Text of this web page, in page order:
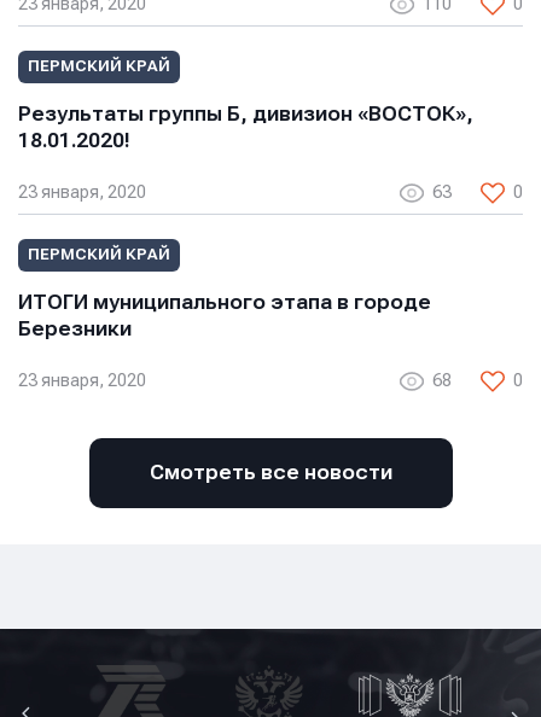
23 января, 2020 110 0
ПЕРМСКИЙ КРАЙ
Результаты группы Б, дивизион «ВОСТОК»,
18.01.2020!
23 января, 2020 63 0
ПЕРМСКИЙ КРАЙ
ИТОГИ муниципального этапа в городе
Березники
23 января, 2020 68 0
Смотреть все новости